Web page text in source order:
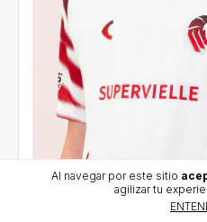
Al navegar por este sitio
agilizar tu
Camiseta suplente